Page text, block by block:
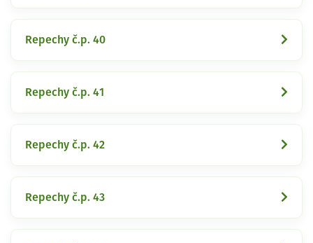
Repechy č.p. 40
Repechy č.p. 41
Repechy č.p. 42
Repechy č.p. 43